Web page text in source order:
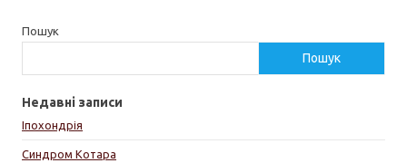
Пошук
Пошук
Недавні записи
Іпохондрія
Синдром Котара